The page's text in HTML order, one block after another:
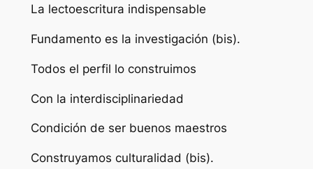
La lectoescritura indispensable
Fundamento es la investigación (bis).
Todos el perfil lo construimos
Con la interdisciplinariedad
Condición de ser buenos maestros
Construyamos culturalidad (bis).